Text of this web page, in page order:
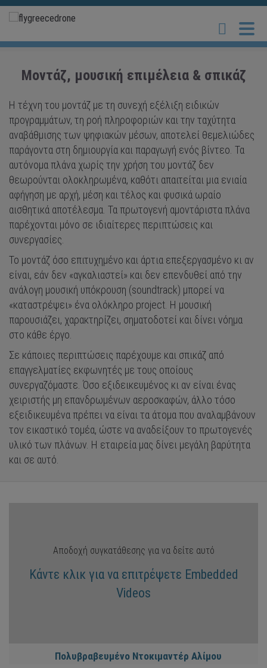
Μοντάζ, μουσική επιμέλεια & σπικάζ
Η τέχνη του μοντάζ με τη συνεχή εξέλιξη ειδικών
προγραμμάτων, τη ροή πληροφοριών και την ταχύτητα
αναβάθμισης των ψηφιακών μέσων, αποτελεί θεμελιώδες
παράγοντα στη δημιουργία και παραγωγή ενός βίντεο. Τα
αυτόνομα πλάνα χωρίς την χρήση του μοντάζ δεν
θεωρούνται ολοκληρωμένα, καθότι απαιτείται μια ενιαία
αφήγηση με αρχή, μέση και τέλος και φυσικά ωραίο
αισθητικά αποτέλεσμα. Τα πρωτογενή αμοντάριστα πλάνα
παρέχονται μόνο σε ιδιαίτερες περιπτώσεις και
συνεργασίες.
Το μοντάζ όσο επιτυχημένο και άρτια επεξεργασμένο κι αν
είναι, εάν δεν «αγκαλιαστεί» και δεν επενδυθεί από την
ανάλογη μουσική υπόκρουση (soundtrack) μπορεί να
«καταστρέψει» ένα ολόκληρο project. Η μουσική
παρουσιάζει, χαρακτηρίζει, σηματοδοτεί και δίνει νόημα
στο κάθε έργο.
Σε κάποιες περιπτώσεις παρέχουμε και σπικάζ από
επαγγελματίες εκφωνητές με τους οποίους
συνεργαζόμαστε. Όσο εξιδεικευμένος κι αν είναι ένας
χειριστής μη επανδρωμένων αεροσκαφών, άλλο τόσο
εξειδικευμένα πρέπει να είναι τα άτομα που αναλαμβάνουν
τον εικαστικό τομέα, ώστε να αναδείξουν το πρωτογενές
υλικό των πλάνων. Η εταιρεία μας δίνει μεγάλη βαρύτητα
και σε αυτό.
Αποδοχή συγκατάθεσης για να δείτε αυτό
Κάντε κλικ για να επιτρέψετε Embedded
Videos
Πολυβραβευμένο Ντοκιμαντέρ Αλίμου